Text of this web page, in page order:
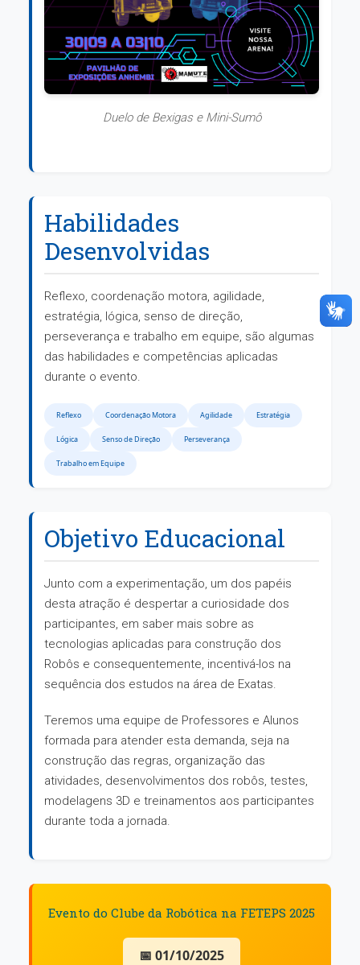
Duelo de Bexigas e Mini-Sumô
Habilidades
Desenvolvidas
Reflexo, coordenação motora, agilidade,
estratégia, lógica, senso de direção,
perseverança e trabalho em equipe, são algumas
das habilidades e competências aplicadas
durante o evento.
Reflexo Coordenação Motora Agilidade Estratégia
Lógica Senso de Direção Perseverança
Trabalho em Equipe
Objetivo Educacional
Junto com a experimentação, um dos papéis
desta atração é despertar a curiosidade dos
participantes, em saber mais sobre as
tecnologias aplicadas para construção dos
Robôs e consequentemente, incentivá-los na
sequência dos estudos na área de Exatas.
Teremos uma equipe de Professores e Alunos
formada para atender esta demanda, seja na
construção das regras, organização das
atividades, desenvolvimentos dos robôs, testes,
modelagens 3D e treinamentos aos participantes
durante toda a jornada.
Evento do Clube da Robótica na FETEPS 2025
📅 01/10/2025